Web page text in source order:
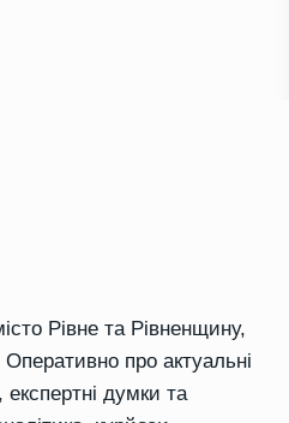
Рівне та Рівненщину,
про актуальні
експертні думки та